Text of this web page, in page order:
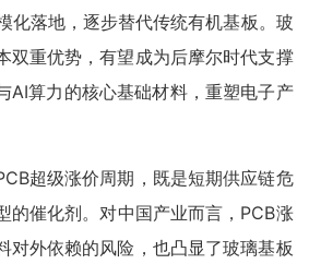
化落地，逐步替代传统有机基板。玻
双重优势，有望成为后摩尔时代支撑
AI算力的核心基础材料，重塑电子产
超级涨价周期，既是短期供应链危
的催化剂。对中国产业而言，PCB涨
对外依赖的风险，也凸显了玻璃基板